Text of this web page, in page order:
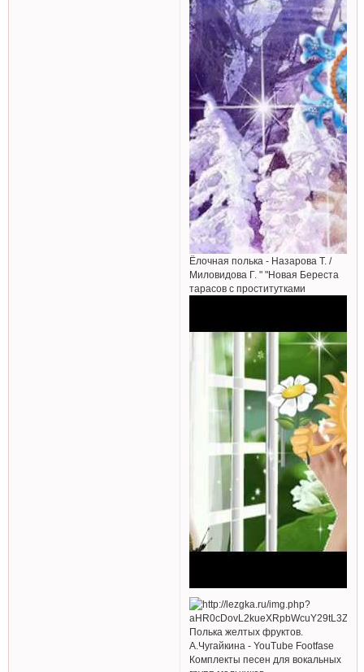
Ёлочная полька - Назарова Т. /
Миловидова Г. " "Новая Береста
тарасов с проститутками
Полька желтых фруктов.
А.Чугайкина - YouTube Footfase
Комплекты песен для вокальных